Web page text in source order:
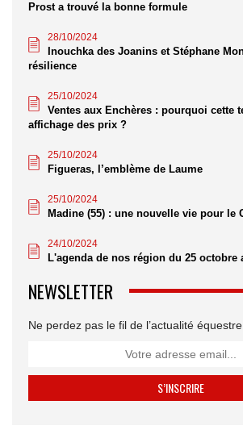
Prost a trouvé la bonne formule
28/10/2024
Inouchka des Joanins et Stéphane
résilience
25/10/2024
Ventes aux Enchères : pourquoi cette
affichage des prix ?
25/10/2024
Figueras, l’emblème de Laume
25/10/2024
Madine (55) : une nouvelle vie pour le
24/10/2024
L'agenda de nos région du 25 octobre
NEWSLETTER
Ne perdez pas le fil de l’actualité équestre